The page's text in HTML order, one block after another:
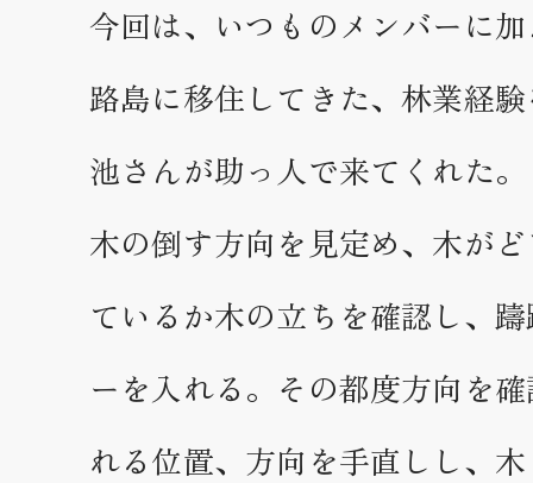
今回は、いつものメンバーに
路島に移住してきた、林業経
池さんが助っ人で来てくれた。
木の倒す方向を見定め、木が
ているか木の立ちを確認し、
ーを入れる。その都度方向を
れる位置、方向を手直しし、